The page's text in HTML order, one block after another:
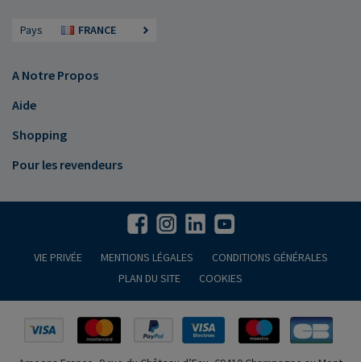
Pays FRANCE
A Notre Propos
Aide
Shopping
Pour les revendeurs
VIE PRIVÉE MENTIONS LÉGALES
CONDITIONS GÉNÉRALES
PLAN DU SITE
COOKIES